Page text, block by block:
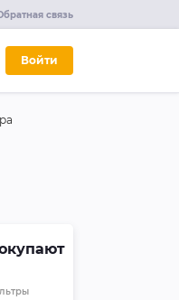
связь
Войти